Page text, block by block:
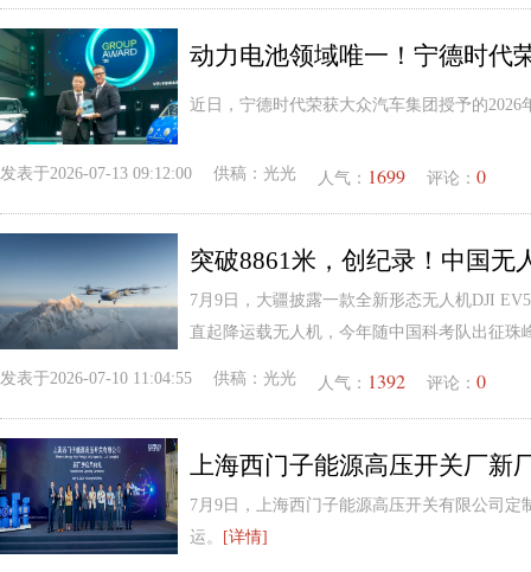
动力电池领域唯一！宁德时代
近日，宁德时代荣获大众汽车集团授予的2026
发表于2026-07-13 09:12:00 供稿： 光光 人气： 1699 评论： 0
突破8861米，创纪录！中国无
7月9日，大疆披露一款全新形态无人机DJI
直起降运载无人机，今年随中国科考队出征珠
发表于2026-07-10 11:04:55 供稿： 光光 人气： 1392 评论： 0
上海西门子能源高压开关厂新
7月9日，上海西门子能源高压开关有限公司
运。
[详情]